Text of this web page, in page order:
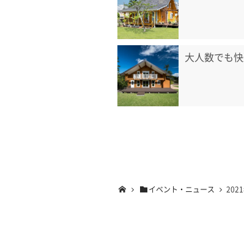
大人数でも
イベント・ニュース